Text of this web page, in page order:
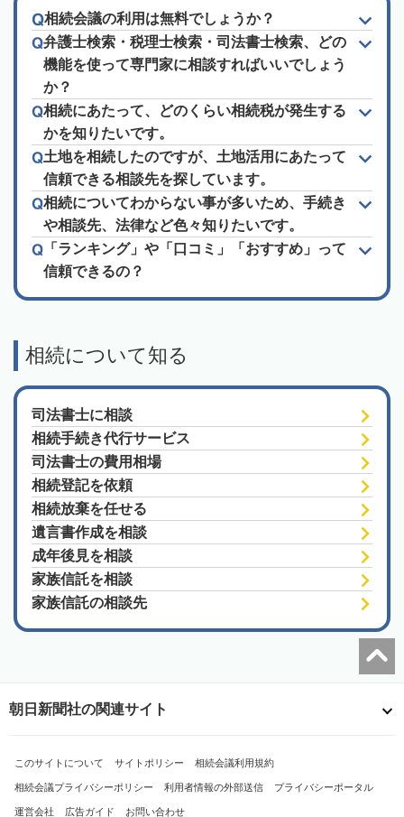
相続会議の利用は無料でしょうか？
弁護士検索・税理士検索・司法書士検索、どの
機能を使って専門家に相談すればいいでしょう
か？
相続にあたって、どのくらい相続税が発生する
かを知りたいです。
土地を相続したのですが、土地活用にあたって
信頼できる相談先を探しています。
相続についてわからない事が多いため、手続き
や相談先、法律など色々知りたいです。
「ランキング」や「口コミ」「おすすめ」って
信頼できるの？
相続について知る
司法書士に相談
相続手続き代行サービス
司法書士の費用相場
相続登記を依頼
相続放棄を任せる
遺言書作成を相談
成年後見を相談
家族信託を相談
家族信託の相談先
朝日新聞社の関連サイト
このサイトについて サイトポリシー 相続会議利用規約
相続会議プライバシーポリシー 利用者情報の外部送信 プライバシーポータル
運営会社 広告ガイド お問い合わせ